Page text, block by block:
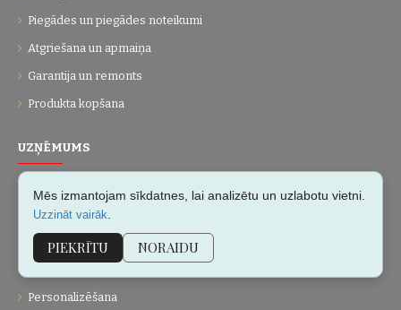
Piegādes un piegādes noteikumi
Atgriešana un apmaiņa
Garantija un remonts
Produkta kopšana
UZŅĒMUMS
Kontakti
Vietnes karte
Personalizēšana
Mēs izmantojam sīkdatnes, lai analizētu un uzlabotu vietni.
Uzzināt vairāk.
PIEKRĪTU NORAIDU